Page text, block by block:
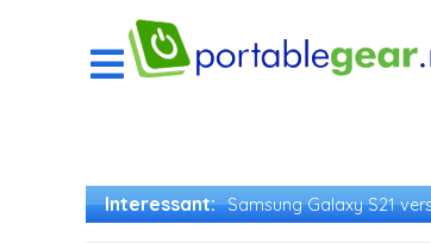
Interessant: Samsung Galaxy S21